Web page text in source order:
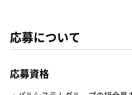
応募について
応募資格